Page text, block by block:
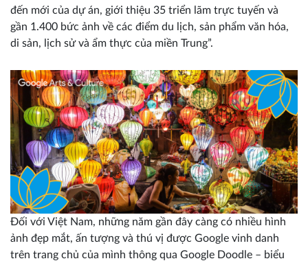
đến mới của dự án, giới thiệu 35 triển lãm trực tuyến và
gần 1.400 bức ảnh về các điểm du lịch, sản phẩm văn hóa,
di sản, lịch sử và ẩm thực của miền Trung”.
Đối với Việt Nam, những năm gần đây càng có nhiều hình
ảnh đẹp mắt, ấn tượng và thú vị được Google vinh danh
trên trang chủ của mình thông qua Google Doodle – biểu